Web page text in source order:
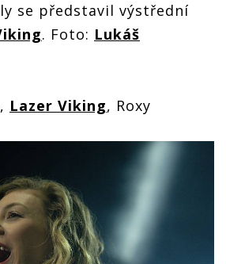
se představil výstřední
. Foto: Lukáš
, Lazer Viking, Roxy